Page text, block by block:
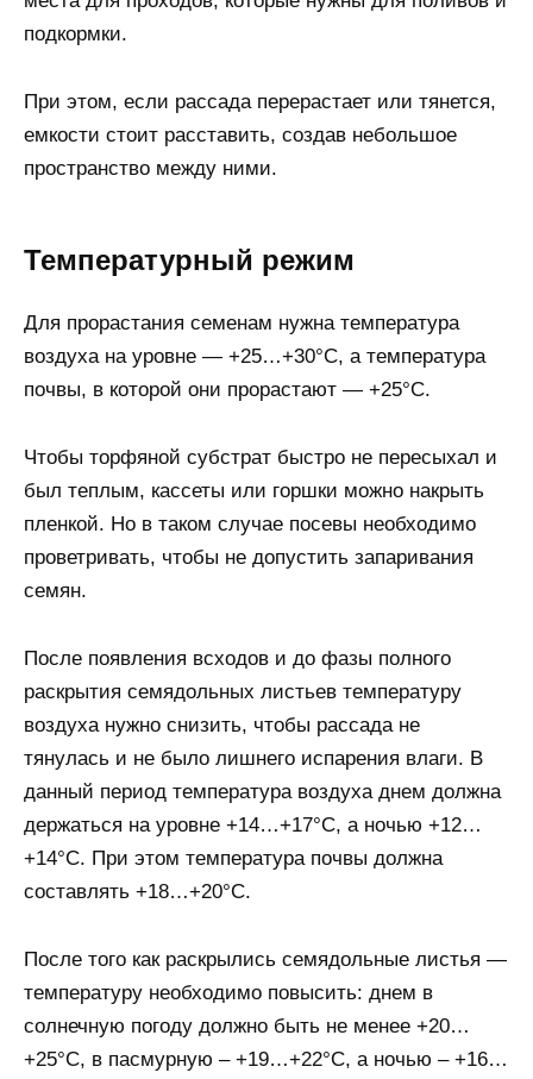
подкормки.
При этом, если рассада перерастает или тянется,
емкости стоит расставить, создав небольшое
пространство между ними.
Температурный режим
Для прорастания семенам нужна температура
воздуха на уровне — +25…+30°С, а температура
почвы, в которой они прорастают — +25°С.
Чтобы торфяной субстрат быстро не пересыхал и
был теплым, кассеты или горшки можно накрыть
пленкой. Но в таком случае посевы необходимо
проветривать, чтобы не допустить запаривания
семян.
После появления всходов и до фазы полного
раскрытия семядольных листьев температуру
воздуха нужно снизить, чтобы рассада не
тянулась и не было лишнего испарения влаги. В
данный период температура воздуха днем должна
держаться на уровне +14…+17°С, а ночью +12…
+14°С. При этом температура почвы должна
составлять +18…+20°С.
После того как раскрылись семядольные листья —
температуру необходимо повысить: днем в
солнечную погоду должно быть не менее +20…
+25°С, в пасмурную – +19…+22°С, а ночью – +16…